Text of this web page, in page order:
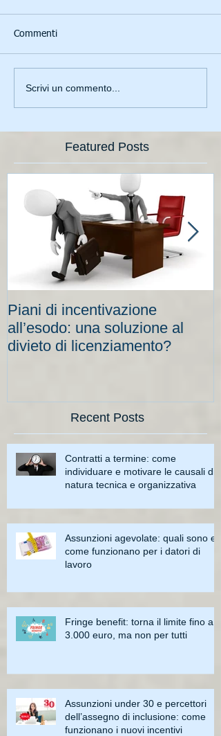
Commenti
Scrivi un commento...
Featured Posts
Piani di incentivazione
all’esodo: una soluzione al
divieto di licenziamento?
Recent Posts
Contratti a termine: come
individuare e motivare le causali di
natura tecnica e organizzativa
Assunzioni agevolate: quali sono e
come funzionano per i datori di
lavoro
Fringe benefit: torna il limite fino a
3.000 euro, ma non per tutti
Assunzioni under 30 e percettori
dell’assegno di inclusione: come
funzionano i nuovi incentivi